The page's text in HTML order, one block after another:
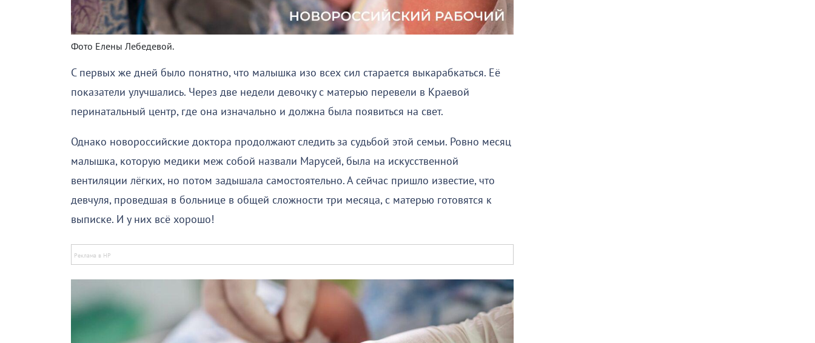
Фото Елены Лебедевой.
С первых же дней было понятно, что малышка изо всех сил старается выкарабкаться. Её
показатели улучшались. Через две недели девочку с матерью перевели в Краевой
перинатальный центр, где она изначально и должна была появиться на свет.
Однако новороссийские доктора продолжают следить за судьбой этой семьи. Ровно месяц
малышка, которую медики меж собой назвали Марусей, была на искусственной
вентиляции лёгких, но потом задышала самостоятельно. А сейчас пришло известие, что
девчуля, проведшая в больнице в общей сложности три месяца, с матерью готовятся к
выписке. И у них всё хорошо!